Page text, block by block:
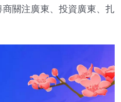
關注廣東、投資廣東、扎